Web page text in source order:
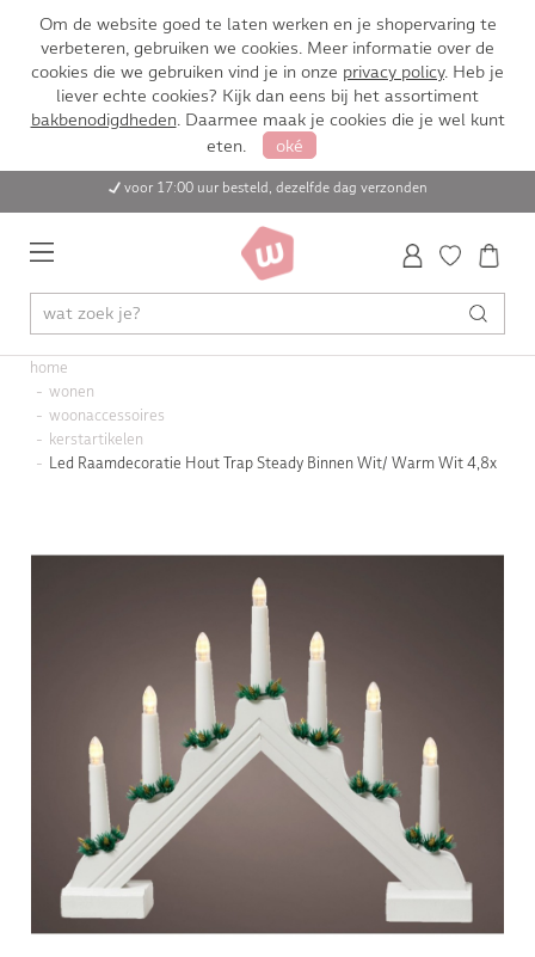
Om de website goed te laten werken en je shopervaring te
verbeteren, gebruiken we cookies. Meer informatie over de
cookies die we gebruiken vind je in onze privacy policy. Heb je
liever echte cookies? Kijk dan eens bij het assortiment
bakbenodigdheden. Daarmee maak je cookies die je wel kunt
eten.
oké
voor 17:00 uur besteld, dezelfde dag verzonden
home
wonen
woonaccessoires
kerstartikelen
Led Raamdecoratie Hout Trap Steady Binnen Wit/ Warm Wit 4,8x